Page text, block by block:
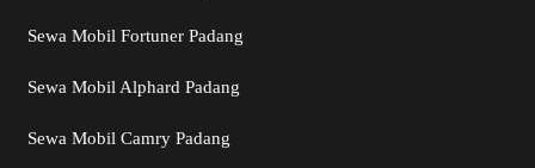
Sewa Mobil Fortuner Padang
Sewa Mobil Alphard Padang
Sewa Mobil Camry Padang